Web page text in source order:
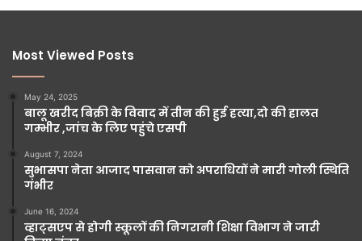
Most Viewed Posts
May 24, 2025
बालू खरीद बिक्री के विवाद में तीन की हुई हत्या,दो की हालत
गम्भीर ,जांच के लिए पहुंचे एसपी
August 7, 2024
सुभासपा नेता आजाद पासवान को अपराधियों ने मारी गोली स्थिति
गंभीर
June 16, 2024
व्हाट्सएप से होगी स्कूलों की निगरानी शिक्षा विभाग ने जारी